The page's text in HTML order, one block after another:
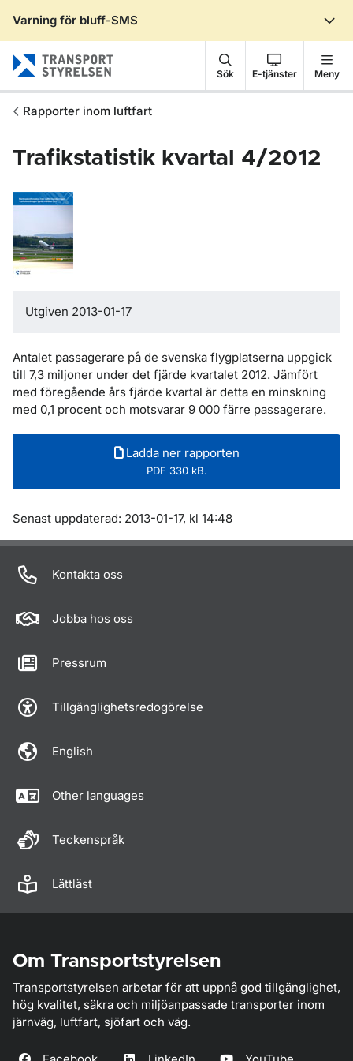
Varning för bluff-SMS
Sök E-tjänster Meny
Rapporter inom luftfart
Trafikstatistik kvartal 4/2012
Utgiven 2013-01-17
Antalet passagerare på de svenska flygplatserna uppgick
till 7,3 miljoner under det fjärde kvartalet 2012. Jämfört
med föregående års fjärde kvartal är detta en minskning
med 0,1 procent och motsvarar 9 000 färre passagerare.
Ladda ner rapporten
PDF 330 kB.
Om sidan
Senast uppdaterad: 2013-01-17, kl 14:48
Kontakta oss
Jobba hos oss
Pressrum
Tillgänglighetsredogörelse
English
Other languages
Teckenspråk
Lättläst
Om Transportstyrelsen
Transportstyrelsen arbetar för att uppnå god tillgänglighet,
hög kvalitet, säkra och miljöanpassade transporter inom
järnväg, luftfart, sjöfart och väg.